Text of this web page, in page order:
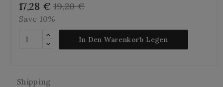
17,28 € 19,20 €
Save 10%
In Den Warenkorb Legen
Shipping